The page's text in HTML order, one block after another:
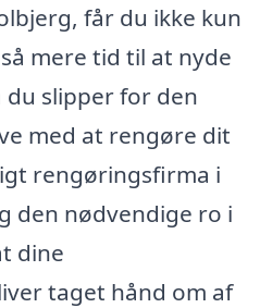
får du ikke kun
mere tid til at nyde
slipper for den
med at rengøre dit
rengøringsfirma i
den nødvendige ro i
dine
taget hånd om af